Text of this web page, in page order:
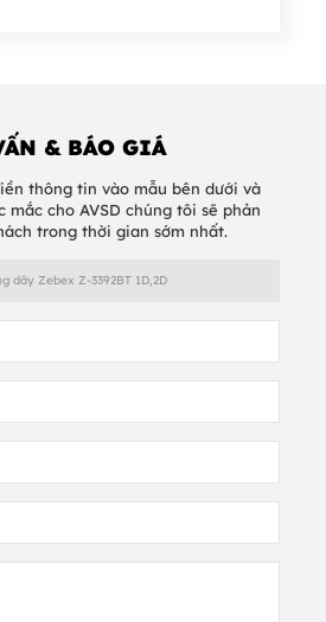
& BÁO GIÁ
thông tin vào mẫu bên dưới và
mắc cho AVSD chúng tôi sẽ phản
trong thời gian sớm nhất.